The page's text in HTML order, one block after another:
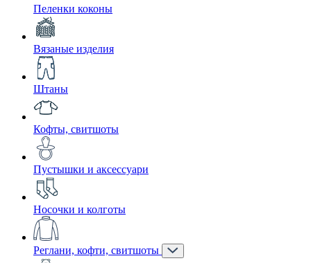
Пеленки коконы
Вязаные изделия
Штаны
Кофты, свитшоты
Пустышки и аксессуари
Носочки и колготы
Реглани, кофти, свитшоты